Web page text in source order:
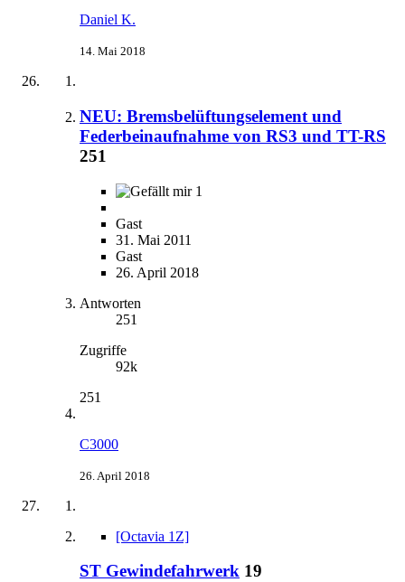
Daniel K.
14. Mai 2018
NEU: Bremsbelüftungselement und
Federbeinaufnahme von RS3 und TT-RS
251
1
Gast
31. Mai 2011
Gast
26. April 2018
Antworten
251
Zugriffe
92k
251
C3000
26. April 2018
[Octavia 1Z]
ST Gewindefahrwerk 19